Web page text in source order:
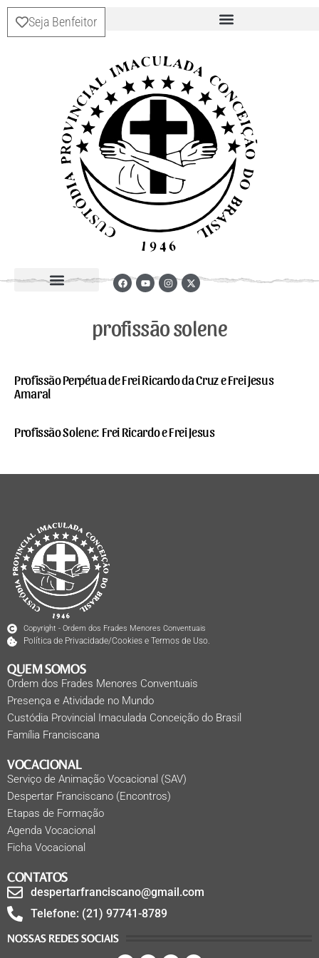
Seja Benfeitor
profissão solene
Profissão Perpétua de Frei Ricardo da Cruz e Frei Jesus
Amaral
Profissão Solene: Frei Ricardo e Frei Jesus
Copyright - Ordem dos Frades Menores Conventuais
Política de Privacidade/Cookies e Termos de Uso.
QUEM SOMOS
Ordem dos Frades Menores Conventuais
Presença e Atividade no Mundo
Custódia Provincial Imaculada Conceição do Brasil
Família Franciscana
VOCACIONAL
Serviço de Animação Vocacional (SAV)
Despertar Franciscano (Encontros)
Etapas de Formação
Agenda Vocacional
Ficha Vocacional
CONTATOS
despertarfranciscano@gmail.com
Telefone: (21) 97741-8789
NOSSAS REDES SOCIAIS